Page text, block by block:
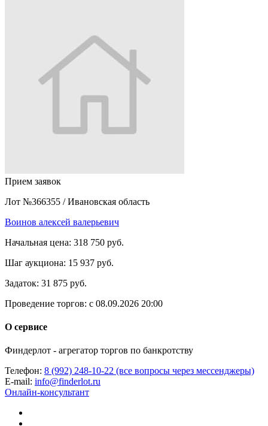
Прием заявок
Лот №366355 / Ивановская область
Воинов алексей валерьевич
Начальная цена: 318 750 руб.
Шаг аукциона: 15 937 руб.
Задаток: 31 875 руб.
Проведение торгов: с 08.09.2026 20:00
О сервисе
Финдерлот - агрегатор торгов по банкротству
Телефон: 8 (992) 248-10-22 (все вопросы через мессенджеры)
E-mail: info@finderlot.ru
Онлайн-консультант